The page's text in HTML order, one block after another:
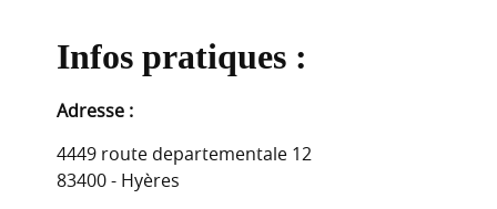
Infos pratiques :
Adresse :
4449 route departementale 12
83400 - Hyères